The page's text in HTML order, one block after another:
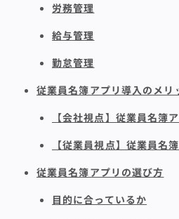
労務管理
給与管理
勤怠管理
従業員名簿アプリ導入のメリ
【会社視点】従業員名簿
【従業員視点】従業員名
従業員名簿アプリの選び方
目的に合っているか